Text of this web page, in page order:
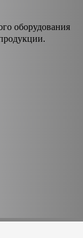
оборудования